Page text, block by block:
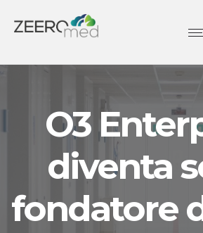
O3
diventa
fondatore